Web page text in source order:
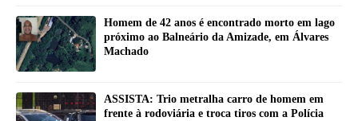
Homem de 42 anos é encontrado morto em lago
próximo ao Balneário da Amizade, em Álvares
Machado
ASSISTA: Trio metralha carro de homem em
frente à rodoviária e troca tiros com a Polícia